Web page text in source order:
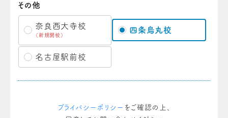
その他
奈良西大寺校
（新規開校）
四条烏丸校
名古屋駅前校
プライバシーポリシー をご確認の上、